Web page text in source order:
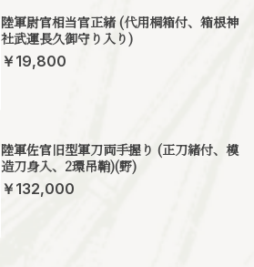
陸軍尉官相当官正緒 (代用桐箱付、箱根神
社武運長久御守り入り)
￥19,800
陸軍佐官旧型軍刀両手握り (正刀緒付、模
造刀身入、2環吊鞘)(野)
￥132,000